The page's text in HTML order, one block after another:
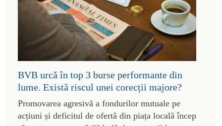
BVB urcă în top 3 burse performante din
lume. Există riscul unei corecții majore?
Promovarea agresivă a fondurilor mutuale pe
acțiuni și deficitul de ofertă din piața locală încep